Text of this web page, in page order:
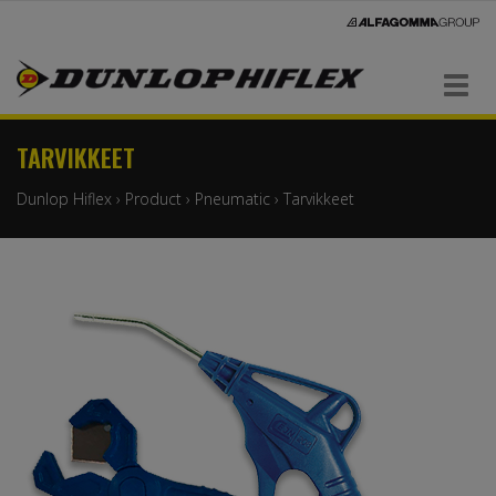
Navigaatio
TARVIKKEET
Dunlop Hiflex › Product › Pneumatic › Tarvikkeet